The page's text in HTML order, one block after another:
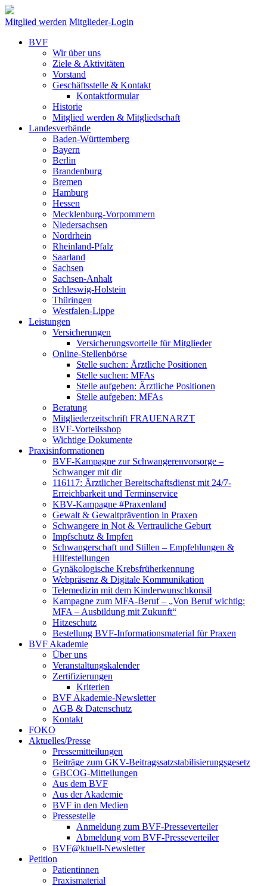
Mitglied werden Mitglieder-Login
BVF
Wir über uns
Ziele & Aktivitäten
Vorstand
Geschäftsstelle & Kontakt
Kontaktformular
Historie
Mitglied werden & Mitgliedschaft
Landesverbände
Baden-Württemberg
Bayern
Berlin
Brandenburg
Bremen
Hamburg
Hessen
Mecklenburg-Vorpommern
Niedersachsen
Nordrhein
Rheinland-Pfalz
Saarland
Sachsen
Sachsen-Anhalt
Schleswig-Holstein
Thüringen
Westfalen-Lippe
Leistungen
Versicherungen
Versicherungsvorteile für Mitglieder
Online-Stellenbörse
Stelle suchen: Ärztliche Positionen
Stelle suchen: MFAs
Stelle aufgeben: Ärztliche Positionen
Stelle aufgeben: MFAs
Beratung
Mitgliederzeitschrift FRAUENARZT
BVF-Vorteilsshop
Wichtige Dokumente
Praxisinformationen
BVF-Kampagne zur Schwangerenvorsorge –
Schwanger mit dir
116117: Ärztlicher Bereitschaftsdienst mit 24/7-
Erreichbarkeit und Terminservice
KBV-Kampagne #Praxenland
Gewalt & Gewaltprävention in Praxen
Schwangere in Not & Vertrauliche Geburt
Impfschutz & Impfen
Schwangerschaft und Stillen – Empfehlungen &
Hilfestellungen
Gynäkologische Krebsfrüherkennung
Webpräsenz & Digitale Kommunikation
Telemedizin mit dem Kinderwunschkonsil
Kampagne zum MFA-Beruf – „Von Beruf wichtig:
MFA – Ausbildung mit Zukunft“
Hitzeschutz
Bestellung BVF-Informationsmaterial für Praxen
BVF Akademie
Über uns
Veranstaltungskalender
Zertifizierungen
Kriterien
BVF Akademie-Newsletter
AGB & Datenschutz
Kontakt
FOKO
Aktuelles/Presse
Pressemitteilungen
Beiträge zum GKV-Beitragssatzstabilisierungsgesetz
GBCOG-Mitteilungen
Aus dem BVF
Aus der Akademie
BVF in den Medien
Pressestelle
Anmeldung zum BVF-Presseverteiler
Abmeldung vom BVF-Presseverteiler
BVF@ktuell-Newsletter
Petition
Patientinnen
Praxismaterial